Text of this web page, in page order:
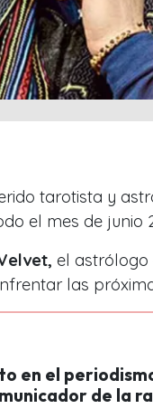
tarotista y
el mes de junio
el astrólogo
las
en el
de la